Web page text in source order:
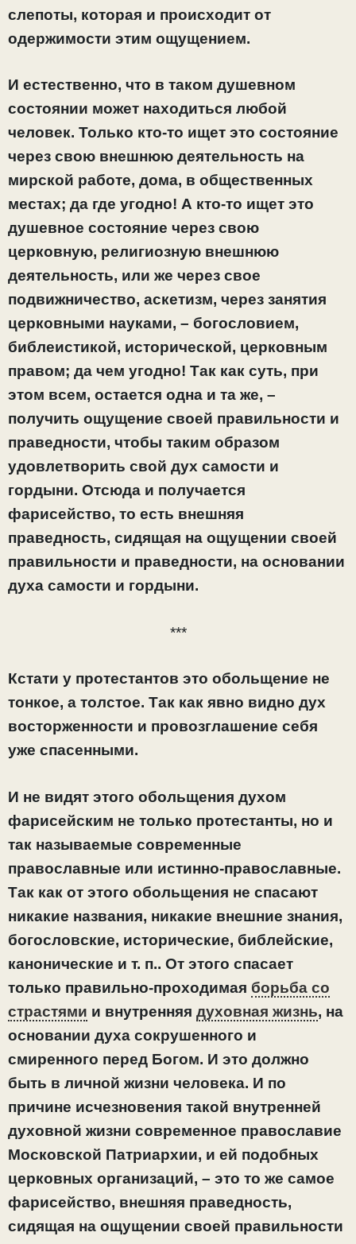
слепоты, которая и происходит от
одержимости этим ощущением.
И естественно, что в таком душевном
состоянии может находиться любой
человек. Только кто-то ищет это состояние
через свою внешнюю деятельность на
мирской работе, дома, в общественных
местах; да где угодно! А кто-то ищет это
душевное состояние через свою
церковную, религиозную внешнюю
деятельность, или же через свое
подвижничество, аскетизм, через занятия
церковными науками, – богословием,
библеистикой, исторической, церковным
правом; да чем угодно! Так как суть, при
этом всем, остается одна и та же, –
получить ощущение своей правильности и
праведности, чтобы таким образом
удовлетворить свой дух самости и
гордыни. Отсюда и получается
фарисейство, то есть внешняя
праведность, сидящая на ощущении своей
правильности и праведности, на основании
духа самости и гордыни.
***
Кстати у протестантов это обольщение не
тонкое, а толстое. Так как явно видно дух
восторженности и провозглашение себя
уже спасенными.
И не видят этого обольщения духом
фарисейским не только протестанты, но и
так называемые современные
православные или истинно-православные.
Так как от этого обольщения не спасают
никакие названия, никакие внешние знания,
богословские, исторические, библейские,
канонические и т. п.. От этого спасает
только правильно-проходимая борьба со
страстями и внутренняя духовная жизнь, на
основании духа сокрушенного и
смиренного перед Богом. И это должно
быть в личной жизни человека. И по
причине исчезновения такой внутренней
духовной жизни современное православие
Московской Патриархии, и ей подобных
церковных организаций, – это то же самое
фарисейство, внешняя праведность,
сидящая на ощущении своей правильности